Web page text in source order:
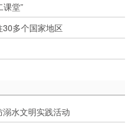
课堂”
多个国家地区
水文明实践活动